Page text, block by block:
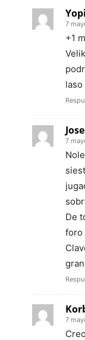
7
+1
7
De
foro
7